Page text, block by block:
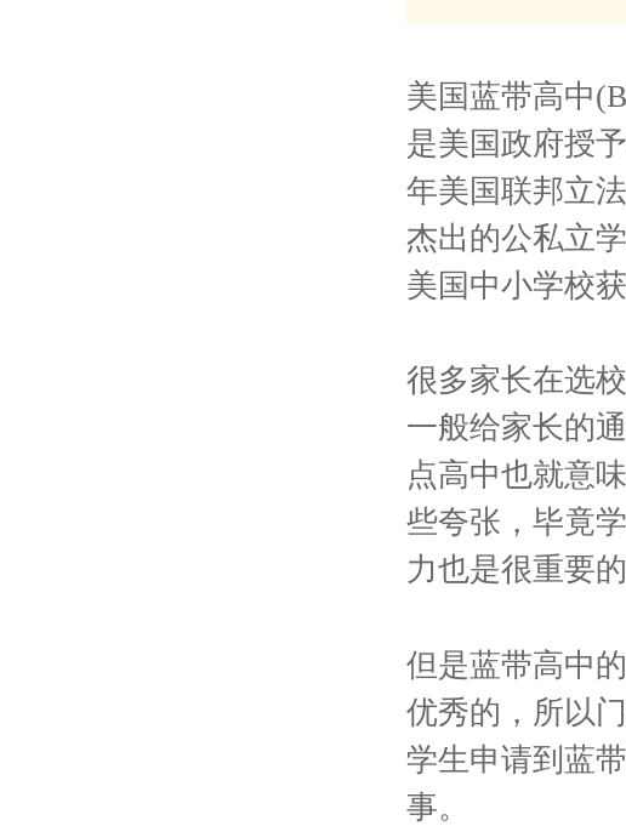
美国蓝带高中
是美国政府授
年美国联邦立
杰出的公私立
美国中小学校
很多家长在选
一般给家长的
点高中也就意
些夸张，毕竟
力也是很重要的
但是蓝带高中
优秀的，所以
学生申请到蓝
事。